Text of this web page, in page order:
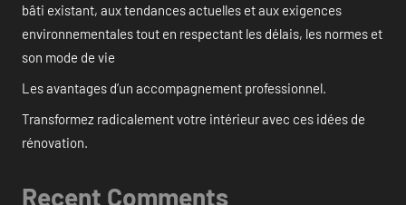
bâti existant, aux tendances actuelles et aux exigences
environnementales tout en respectant les délais, les normes et
son mode de vie
Les avantages d’un accompagnement professionnel.
Transformez radicalement votre intérieur avec ces idées de
rénovation.
Recent Comments